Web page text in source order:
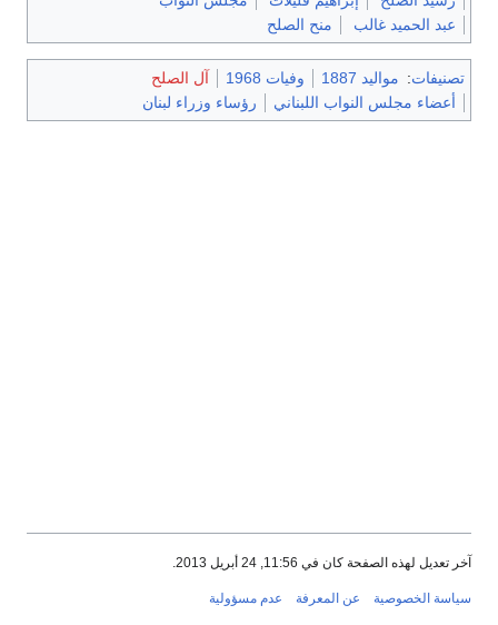
عبد الحميد غالب
منح الصلح
تصنيفات: مواليد 1887 وفيات 1968
آل الصلح
أعضاء مجلس النواب اللبناني
رؤساء وزراء لبنان
آخر تعديل لهذه الصفحة كان في 11:56, 24 أبريل 2013.
سياسة الخصوصية عن المعرفة عدم مسؤولية